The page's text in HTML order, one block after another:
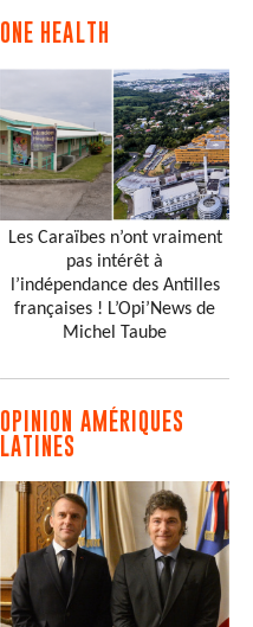
ONE HEALTH
Les Caraïbes n’ont vraiment
pas intérêt à
l’indépendance des Antilles
françaises ! L’Opi’News de
Michel Taube
OPINION AMÉRIQUES
LATINES